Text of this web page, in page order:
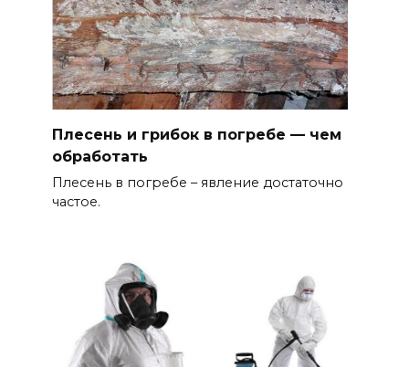
Плесень и грибок в погребе — чем
обработать
Плесень в погребе – явление достаточно
частое.